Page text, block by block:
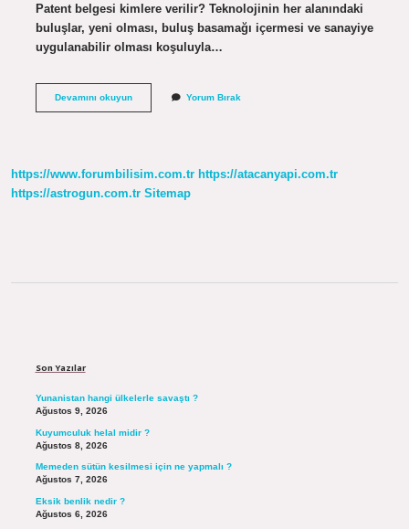
Patent belgesi kimlere verilir? Teknolojinin her alanındaki
buluşlar, yeni olması, buluş basamağı içermesi ve sanayiye
uygulanabilir olması koşuluyla…
Devamını okuyunPatent
Yorum Bırak
https://www.forumbilisim.com.tr https://atacanyapi.com.tr
https://astrogun.com.tr Sitemap
Son Yazılar
Yunanistan hangi ülkelerle savaştı ?
Ağustos 9, 2026
Kuyumculuk helal midir ?
Ağustos 8, 2026
Memeden sütün kesilmesi için ne yapmalı ?
Ağustos 7, 2026
Eksik benlik nedir ?
Ağustos 6, 2026